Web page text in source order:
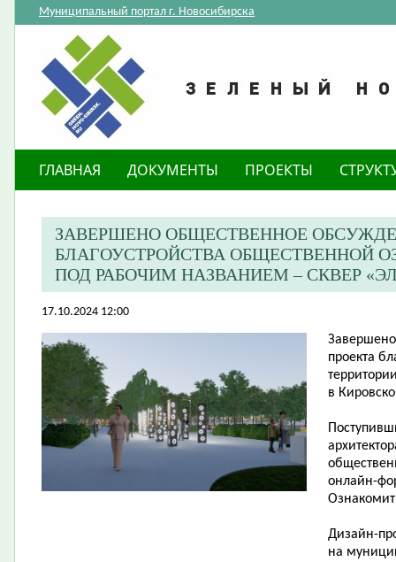
Муниципальный портал г. Новосибирска
ГЛАВНАЯ ДОКУМЕНТЫ ПРОЕКТЫ
ЗАВЕРШЕНО ОБЩЕСТВЕННОЕ
БЛАГОУСТРОЙСТВА ОБЩЕСТВЕННОЙ
ПОД РАБОЧИМ НАЗВАНИЕМ – СКВЕР
17.10.2024 12:00
проекта
в
онлайн-
Дизайн-
на